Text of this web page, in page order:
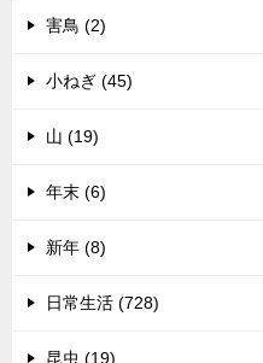
害鳥 (2)
小ねぎ (45)
山 (19)
年末 (6)
新年 (8)
日常生活 (728)
昆虫 (19)